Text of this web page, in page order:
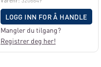
LOGG INN FOR Å HANDLE
Mangler du tilgang?
Registrer deg her!